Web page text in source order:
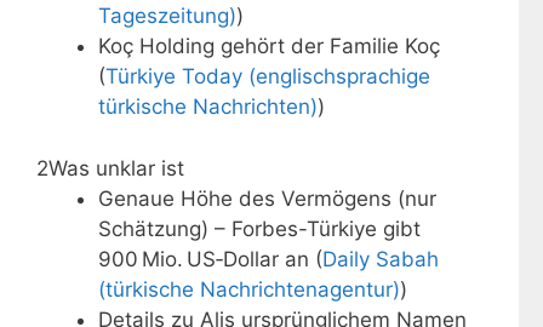
Tageszeitung))
Koç Holding gehört der Familie Koç
(Türkiye Today (englischsprachige
türkische Nachrichten))
2Was unklar ist
Genaue Höhe des Vermögens (nur
Schätzung) – Forbes-Türkiye gibt
900 Mio. US‑Dollar an (Daily Sabah
(türkische Nachrichtenagentur))
Details zu Alis ursprünglichem Namen